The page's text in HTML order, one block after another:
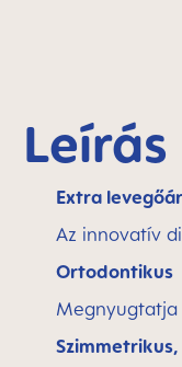
Leírás
Extra
Az innovatív
Ortodontikus